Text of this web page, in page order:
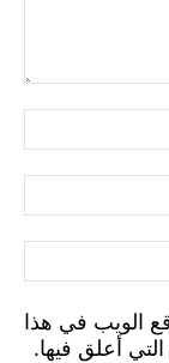
الويب في هذا
أعلق فيها.